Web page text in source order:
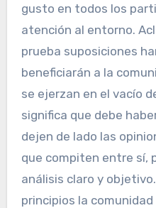
gusto en todos los
atención al entorno.
prueba suposiciones
beneficiarán a la
se ejerzan en el vacío
significa que debe
dejen de lado las
que compiten entre sí,
análisis claro y
principios la